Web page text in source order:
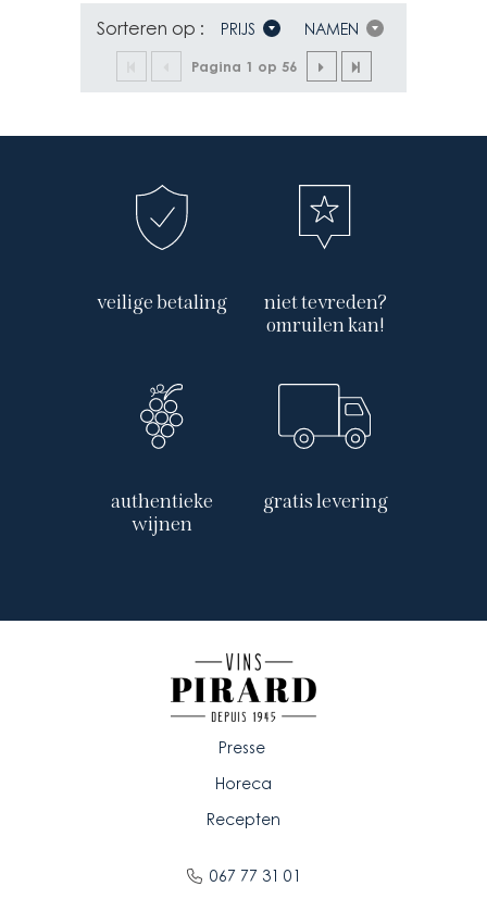
Sorteren op : PRIJS NAMEN
Pagina 1 op 56
veilige betaling
niet tevreden?
omruilen kan!
authentieke
wijnen
gratis levering
067 77 31 01
Presse
Horeca
Recepten